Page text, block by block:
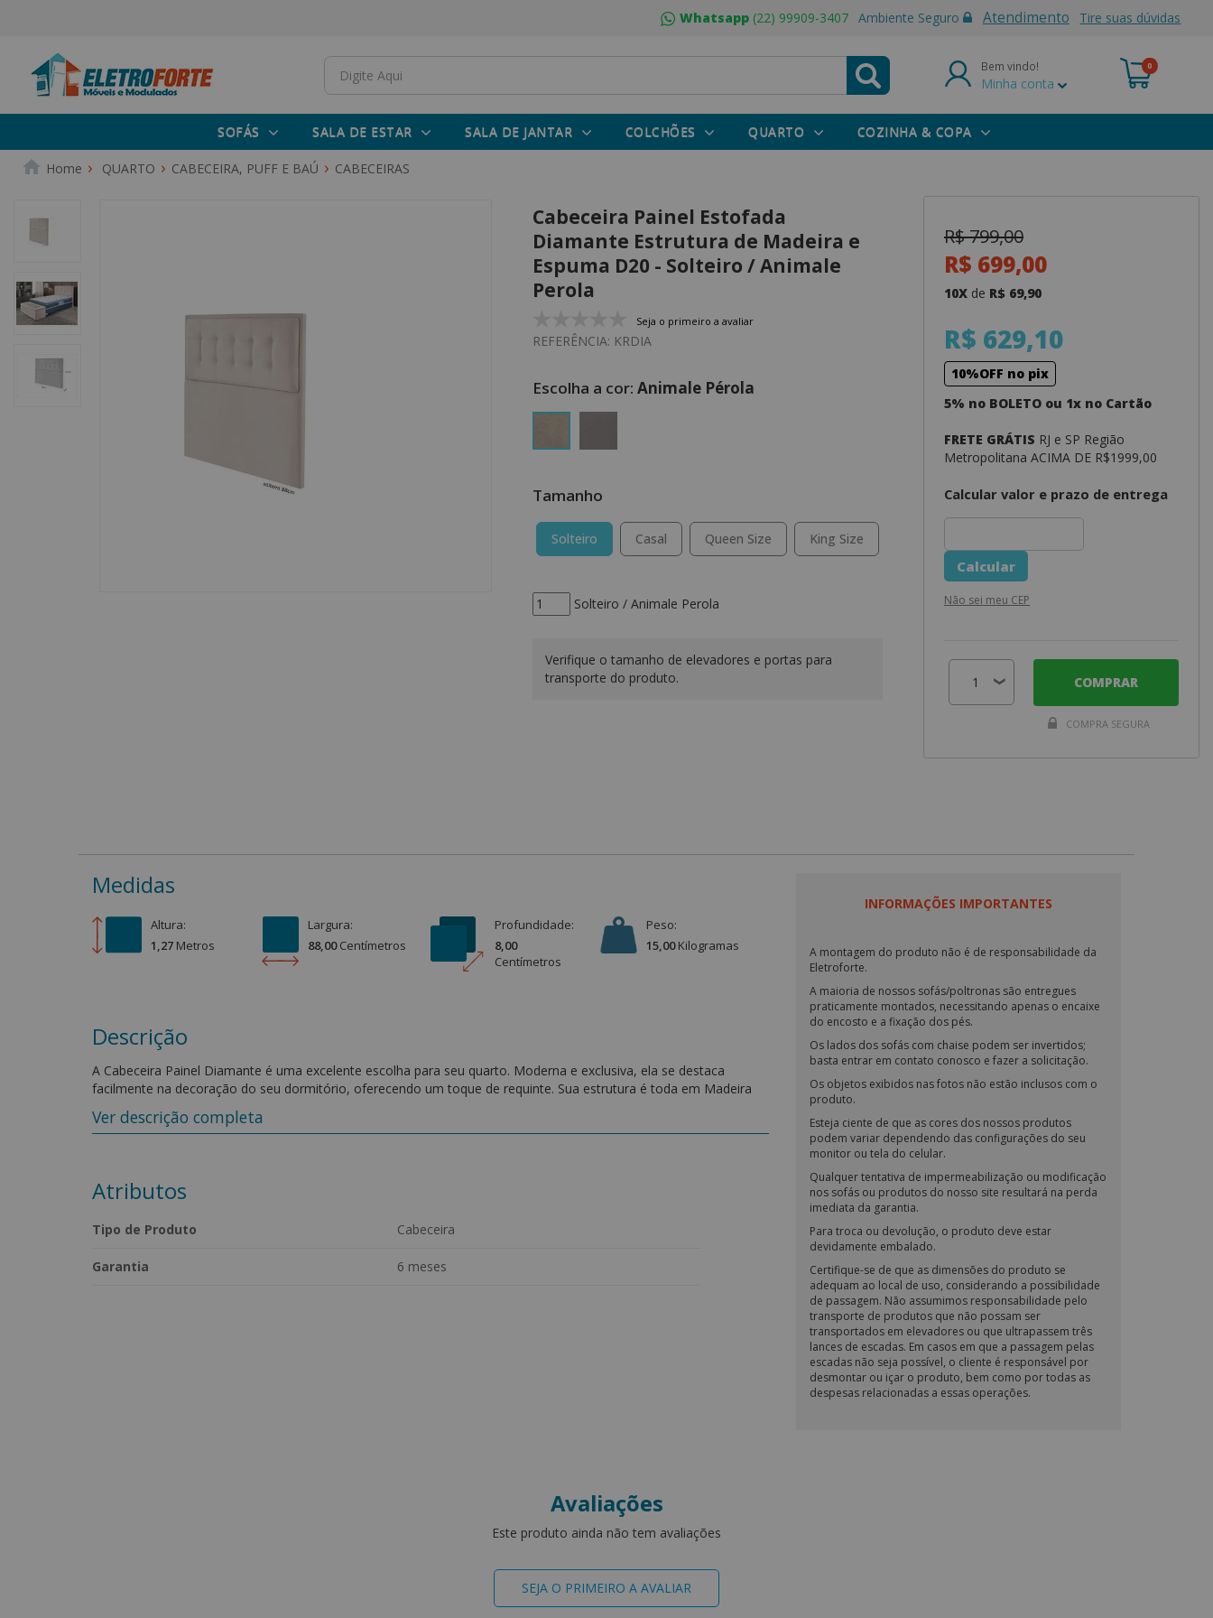
Whatsapp(22) 99909-3407 Ambiente Seguro Atendimento Tire suas dúvidas
Bem vindo!
Minha conta
0
SOFÁS SALA DE ESTAR SALA DE JANTAR COLCHÕES QUARTO COZINHA & COPA
QUARTO CABECEIRA, PUFF E BAÚ CABECEIRAS
Cabeceira Painel Estofada
Diamante Estrutura de Madeira e
Espuma D20 - Solteiro / Animale
Perola
Seja o primeiro a avaliar
REFERÊNCIA: KRDIA
Animale Pérola
Tamanho
Solteiro Casal Queen Size King Size
Solteiro / Animale Perola
Verifique o tamanho de elevadores e portas para
transporte do produto.
R$ 799,00
R$ 699,00
10X de R$ 69,90
R$ 629,10
10%OFF no pix
5% no BOLETO ou 1x no Cartão
FRETE GRÁTIS RJ e SP Região
Metropolitana ACIMA DE R$1999,00
Calcular valor e prazo de entrega
Não sei meu CEP
COMPRAR
COMPRA SEGURA
Medidas
Altura:
1,27 Metros
Largura:
88,00 Centímetros
Profundidade:
8,00
Centímetros
Peso:
15,00 Kilogramas
Descrição
A Cabeceira Painel Diamante é uma excelente escolha para seu quarto. Moderna e exclusiva, ela se destaca
facilmente na decoração do seu dormitório, oferecendo um toque de requinte. Sua estrutura é toda em Madeira
proveniente de reflorestamento e a sua espuma é D20 Soft, garantindo todo o conforto que você merece!
Características do produto:
- Possui 02 pés reguláveis e 01 peça para fixação na parede.
Ver descrição completa
Atributos
Tipo de Produto Cabeceira
Garantia 6 meses
INFORMAÇÕES IMPORTANTES
A montagem do produto não é de responsabilidade da
Eletroforte.
A maioria de nossos sofás/poltronas são entregues
praticamente montados, necessitando apenas o encaixe
do encosto e a fixação dos pés.
Os lados dos sofás com chaise podem ser invertidos;
basta entrar em contato conosco e fazer a solicitação.
Os objetos exibidos nas fotos não estão inclusos com o
produto.
Esteja ciente de que as cores dos nossos produtos
podem variar dependendo das configurações do seu
monitor ou tela do celular.
Qualquer tentativa de impermeabilização ou modificação
nos sofás ou produtos do nosso site resultará na perda
imediata da garantia.
Para troca ou devolução, o produto deve estar
devidamente embalado.
Certifique-se de que as dimensões do produto se
adequam ao local de uso, considerando a possibilidade
de passagem. Não assumimos responsabilidade pelo
transporte de produtos que não possam ser
transportados em elevadores ou que ultrapassem três
lances de escadas. Em casos em que a passagem pelas
escadas não seja possível, o cliente é responsável por
desmontar ou içar o produto, bem como por todas as
despesas relacionadas a essas operações.
Avaliações
Este produto ainda não tem avaliações
SEJA O PRIMEIRO A AVALIAR